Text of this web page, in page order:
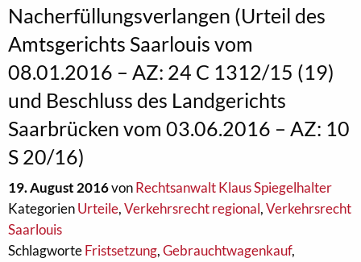
Nacherfüllungsverlangen (Urteil des
Amtsgerichts Saarlouis vom
08.01.2016 – AZ: 24 C 1312/15 (19)
und Beschluss des Landgerichts
Saarbrücken vom 03.06.2016 – AZ: 10
S 20/16)
19. August 2016vonRechtsanwalt Klaus Spiegelhalter
KategorienUrteile,Verkehrsrecht regional,Verkehrsrecht
Saarlouis
SchlagworteFristsetzung,Gebrauchtwagenkauf,